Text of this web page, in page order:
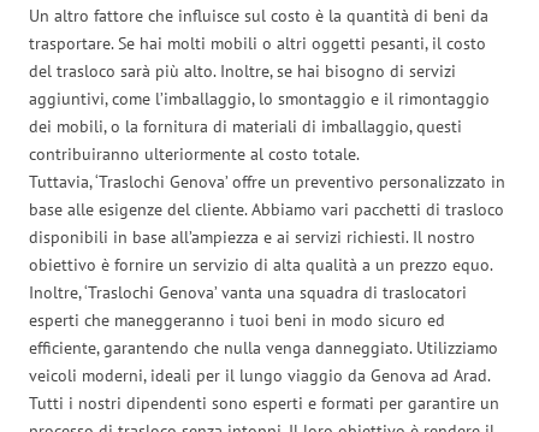
Un altro fattore che influisce sul costo è la quantità di beni da
trasportare. Se hai molti mobili o altri oggetti pesanti, il costo
del trasloco sarà più alto. Inoltre, se hai bisogno di servizi
aggiuntivi, come l’imballaggio, lo smontaggio e il rimontaggio
dei mobili, o la fornitura di materiali di imballaggio, questi
contribuiranno ulteriormente al costo totale.
Tuttavia, ‘Traslochi Genova’ offre un preventivo personalizzato in
base alle esigenze del cliente. Abbiamo vari pacchetti di trasloco
disponibili in base all’ampiezza e ai servizi richiesti. Il nostro
obiettivo è fornire un servizio di alta qualità a un prezzo equo.
Inoltre, ‘Traslochi Genova’ vanta una squadra di traslocatori
esperti che maneggeranno i tuoi beni in modo sicuro ed
efficiente, garantendo che nulla venga danneggiato. Utilizziamo
veicoli moderni, ideali per il lungo viaggio da Genova ad Arad.
Tutti i nostri dipendenti sono esperti e formati per garantire un